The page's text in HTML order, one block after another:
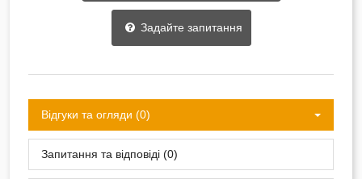
Задайте запитання
Відгуки та огляди (0)
Запитання та відповіді (0)